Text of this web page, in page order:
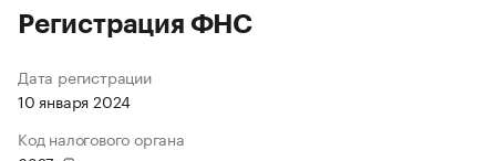
Регистрация ФНС
Дата регистрации
10 января 2024
Код налогового органа